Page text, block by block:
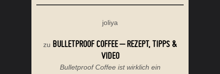
joliya
zu BULLETPROOF COFFEE – REZEPT, TIPPS &
VIDEO
Bulletproof Coffee ist wirklich ein